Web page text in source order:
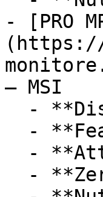
- [PRO
(https://
— MSI